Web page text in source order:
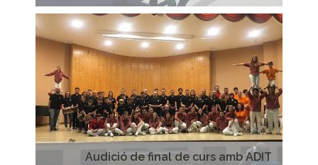
Audició de final de curs amb ADIT